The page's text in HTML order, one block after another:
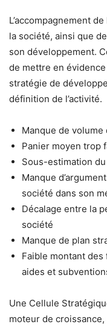
L’accompagnement
la société, ainsi que
son développement.
de mettre en
stratégie de
définition de l’activité.
Manque de volume
Panier moyen trop
Sous-estimation
Manque
société dans son
Décalage entre la
société
Manque de plan
Faible montant
aides et
Une Cellule
moteur de